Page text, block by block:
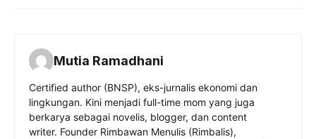
Mutia Ramadhani
Certified author (BNSP), eks-jurnalis ekonomi dan
lingkungan. Kini menjadi full-time mom yang juga
berkarya sebagai novelis, blogger, dan content
writer. Founder Rimbawan Menulis (Rimbalis),